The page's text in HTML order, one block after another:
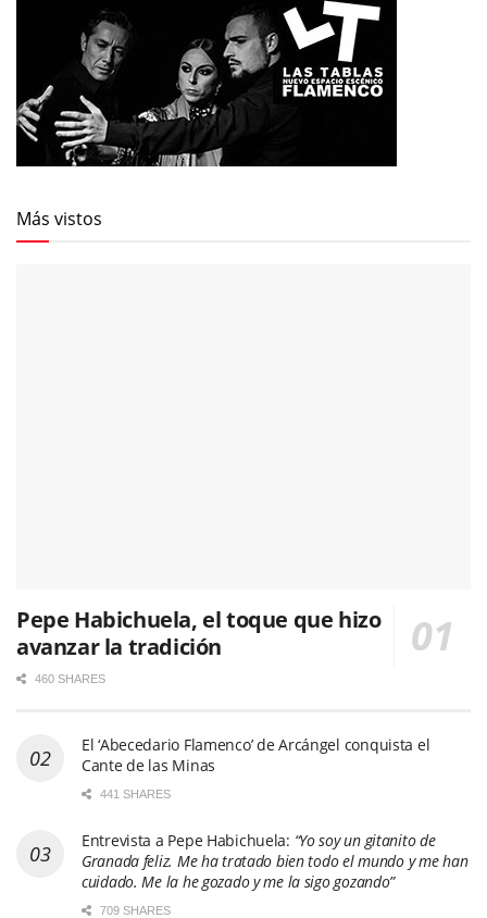
Más vistos
Pepe Habichuela, el toque que hizo
avanzar la tradición
460 SHARES
El ‘Abecedario Flamenco’ de Arcángel conquista el
Cante de las Minas
441 SHARES
Entrevista a Pepe Habichuela: “Yo soy un gitanito de
Granada feliz. Me ha tratado bien todo el mundo y me han
cuidado. Me la he gozado y me la sigo gozando”
709 SHARES